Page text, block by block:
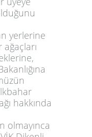
ağaçları
hakkında